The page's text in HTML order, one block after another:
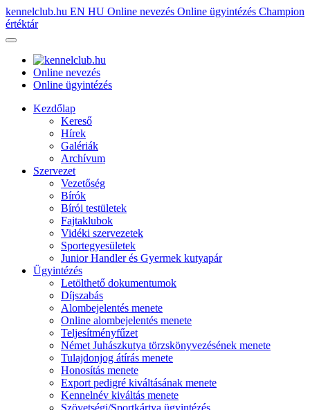
kennelclub.hu EN HU Online nevezés Online ügyintézés Champion
értéktár
Online nevezés
Online ügyintézés
Kezdőlap
Kereső
Hírek
Galériák
Archívum
Szervezet
Vezetőség
Bírók
Bírói testületek
Fajtaklubok
Vidéki szervezetek
Sportegyesületek
Junior Handler és Gyermek kutyapár
Ügyintézés
Letölthető dokumentumok
Díjszabás
Alombejelentés menete
Online alombejelentés menete
Teljesítményfűzet
Német Juhászkutya törzskönyvezésének menete
Tulajdonjog átírás menete
Honosítás menete
Export pedigré kiváltásának menete
Kennelnév kiváltás menete
Szövetségi/Sportkártya ügyintézés